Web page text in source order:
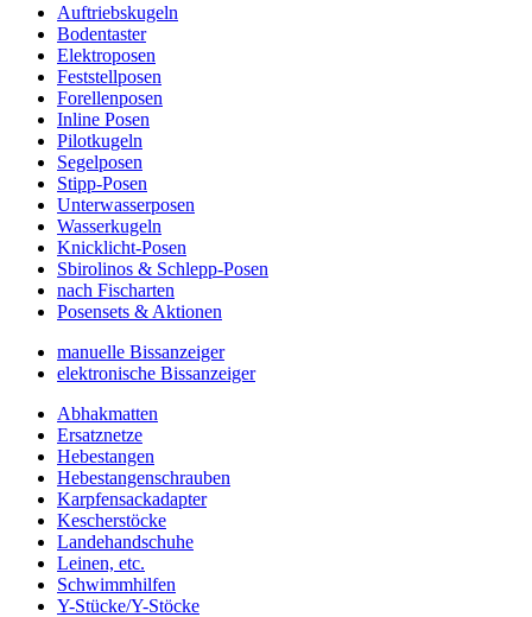
Auftriebskugeln
Bodentaster
Elektroposen
Feststellposen
Forellenposen
Inline Posen
Pilotkugeln
Segelposen
Stipp-Posen
Unterwasserposen
Wasserkugeln
Knicklicht-Posen
Sbirolinos & Schlepp-Posen
nach Fischarten
Posensets & Aktionen
manuelle Bissanzeiger
elektronische Bissanzeiger
Abhakmatten
Ersatznetze
Hebestangen
Hebestangenschrauben
Karpfensackadapter
Kescherstöcke
Landehandschuhe
Leinen, etc.
Schwimmhilfen
Y-Stücke/Y-Stöcke